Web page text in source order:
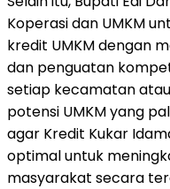
Koperasi dan UMKM
kredit UMKM dengan
dan penguatan
setiap kecamatan
potensi UMKM yang
agar Kredit Kukar
optimal untuk
masyarakat secara